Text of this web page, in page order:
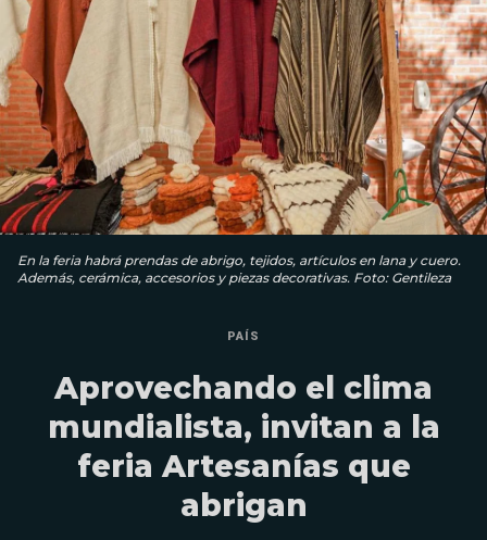
En la feria habrá prendas de abrigo, tejidos, artículos en lana y cuero.
Además, cerámica, accesorios y piezas decorativas. Foto: Gentileza
PAÍS
Aprovechando el clima
mundialista, invitan a la
feria Artesanías que
abrigan